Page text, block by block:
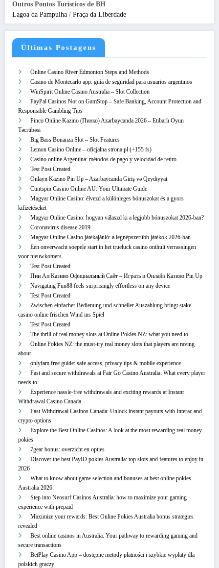
Outros Pontos Turísticos de BH
Lagoa da Pampulha / Praça da Liberdade
Últimas Postagens
Online Casino River Edmonton Steps and Methods
Casino de Montecarlo app: guía de seguridad para usuarios argentinos
WinSpirit Online Casino Australia – Slot Collection
PayPal Casinos Not on GamStop – Safe Banking, Account Protection and
Responsible Gambling Tips
Pinco Online Kazino (Пинко) Azərbaycanda 2026 – Etibarlı Oyun
Təcrübəsi
Big Bass Bonanza Slot – Slot Features
Lemon Casino Online – oficjalna strona pl (+155 fs)
Casino online Argentina: métodos de pago y velocidad de retiro
Test Post Created
Onlayn Kazino Pin Up – Azərbaycanda Giriş və Qeydiyyat
Cuntspin Casino Online AU: Your Ultimate Guide
Magyar Online Casino: élvezd a különleges bónuszokat és a gyors
kifizetéseket
Magyar Online Casino: hogyan válaszd ki a legjobb bónuszokat 2026-ban?
Coronavirus disease 2019
Magyar Online Casino játékajánló: a legnépszerűbb játékok 2026-ban
Een onverwacht soepele start in het trueluck casino onthult verrassingen
voor nieuwkomers
Test Post Created
Пин Ап Казино Официальный Сайт – Играть в Онлайн Казино Pin Up
Navigating Fun88 feels surprisingly effortless on any device
Test Post Created
Zwischen einfacher Bedienung und schneller Auszahlung bringt stake
casino online frischen Wind ins Spiel
Test Post Created
The thrill of real money slots at Online Pokies NZ: what you need to
Online Pokies NZ: the must-try real money slots that players are raving
about
onlyfam free guide: safe access, privacy tips & mobile experience
Fast and secure withdrawals at Fair Go Casino Australia: What every player
needs to
Experience hassle-free withdrawals and exciting rewards at Instant
Withdrawal Casino Canada
Fast Withdrawal Casinos Canada: Unlock instant payouts with Interac and
crypto options
Explore the Best Online Casinos: A look at the most rewarding real money
pokies
7gear bonus: overzicht en opties
Discover the best PayID pokies Australia: top slots and features to enjoy in
2026
What to know about game selection and bonuses at best online pokies
Australia 2026:
Step into Neosurf Casinos Australia: how to maximize your gaming
experience with prepaid
Maximize your rewards: Best Online Pokies Australia bonus strategies
revealed
Best online casinos in Australia: Your pathway to rewarding gaming and
secure transactions
BetPlay Casino App – dostępne metody płatności i szybkie wypłaty dla
polskich graczy